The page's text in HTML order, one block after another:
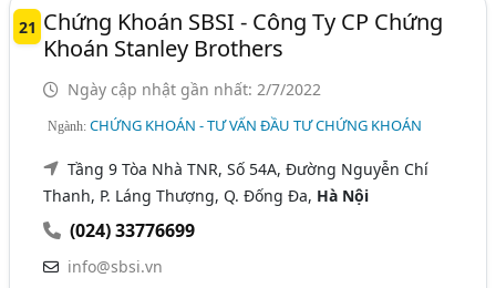
21 Chứng Khoán SBSI - Công Ty CP Chứng
Khoán Stanley Brothers
Ngày cập nhật gần nhất: 2/7/2022
Ngành:CHỨNG KHOÁN - TƯ VẤN ĐẦU TƯ CHỨNG KHOÁN
Tầng 9 Tòa Nhà TNR, Số 54A, Đường Nguyễn Chí
Thanh, P. Láng Thượng, Q. Đống Đa, Hà Nội
(024) 33776699
info@sbsi.vn